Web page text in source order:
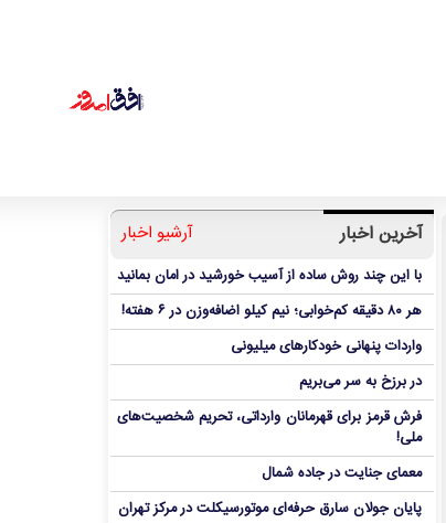
آخرین اخبار آرشیو اخبار
با این چند روش ساده از آسیب خورشید در امان بمانید
هر ۸۰ دقیقه کم‌خوابی؛ نیم کیلو اضافه‌وزن در ۶ هفته!
واردات پنهانی خودکارهای میلیونی
در برزخ به سر می‌بریم
فرش قرمز برای قهرمانان وارداتی، تحریم شخصیت‌های
ملی!
معمای جنایت در جاده شمال
پایان جولان سارق حرفه‌ای موتورسیکلت در مرکز تهران